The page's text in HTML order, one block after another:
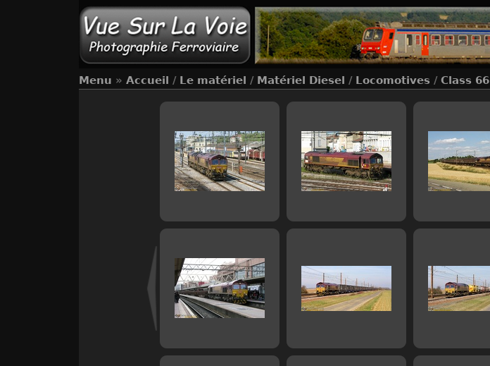
Menu » Accueil / Le matériel / Matériel Diesel / Locomotives / Class 66